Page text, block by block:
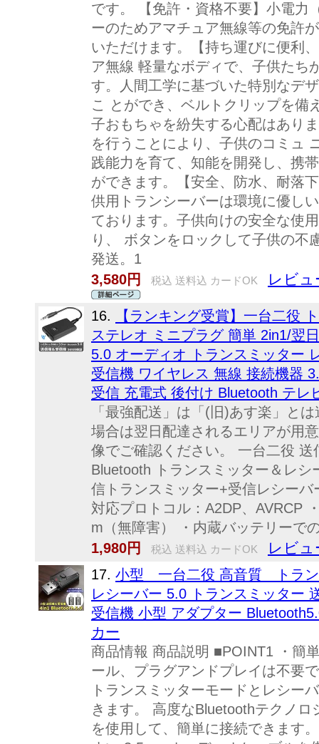
です。 【免許・資格不要】小電力
ーのためアマチュア無線等の免許
いただけます。【持ち運びに便利
ア無線 軽量なボディで、子供たち
す。人間工学に基づいた特別なデ
こ とができ、ベルトクリップを備
子おもちゃを紛失する心配はあり
を行うことにより、子供のコミュ
践能力を育て、知能を開発し、携
ができます。【安全、防水、耐落
供用トランシーバーは環境に優し
ております。子供向けの安全な使
り、 ボタンをロックして子供の不
発送。1
3,580円
税込 送料込 カードOK レビュ
16.
【ランキング受賞】一台二役
ステレオ ミニプラグ 簡単 2in1/翌
5.0 オーディオ トランスミッター
受信機 ワイヤレス 無線 接続機器
受信 充電式 後付け Bluetooth テレ
「最強配送」は「(旧)あす楽」と
場合は翌日配達されるエリアが用
像でご確認ください。 一台二役
Bluetooth トランスミッター＆レ
信トランスミッター+受信レシー
対応プロトコル：A2DP、AVRCP
m（無障害） ・内蔵バッテリーで
1,980円
税込 送料込 カードOK レビュ
17. 小型 一台二役 高音質 トラン
レシーバー 5.0 トランスミッター
受信機 小型 アダプター
カー
商品情報 商品説明 ■POINT1 ・簡
ール、プラグアンドプレイは不要
トランスミッターモードとレシー
きます。 高度なBluetoothテクノ
を使用して、簡単に接続できます